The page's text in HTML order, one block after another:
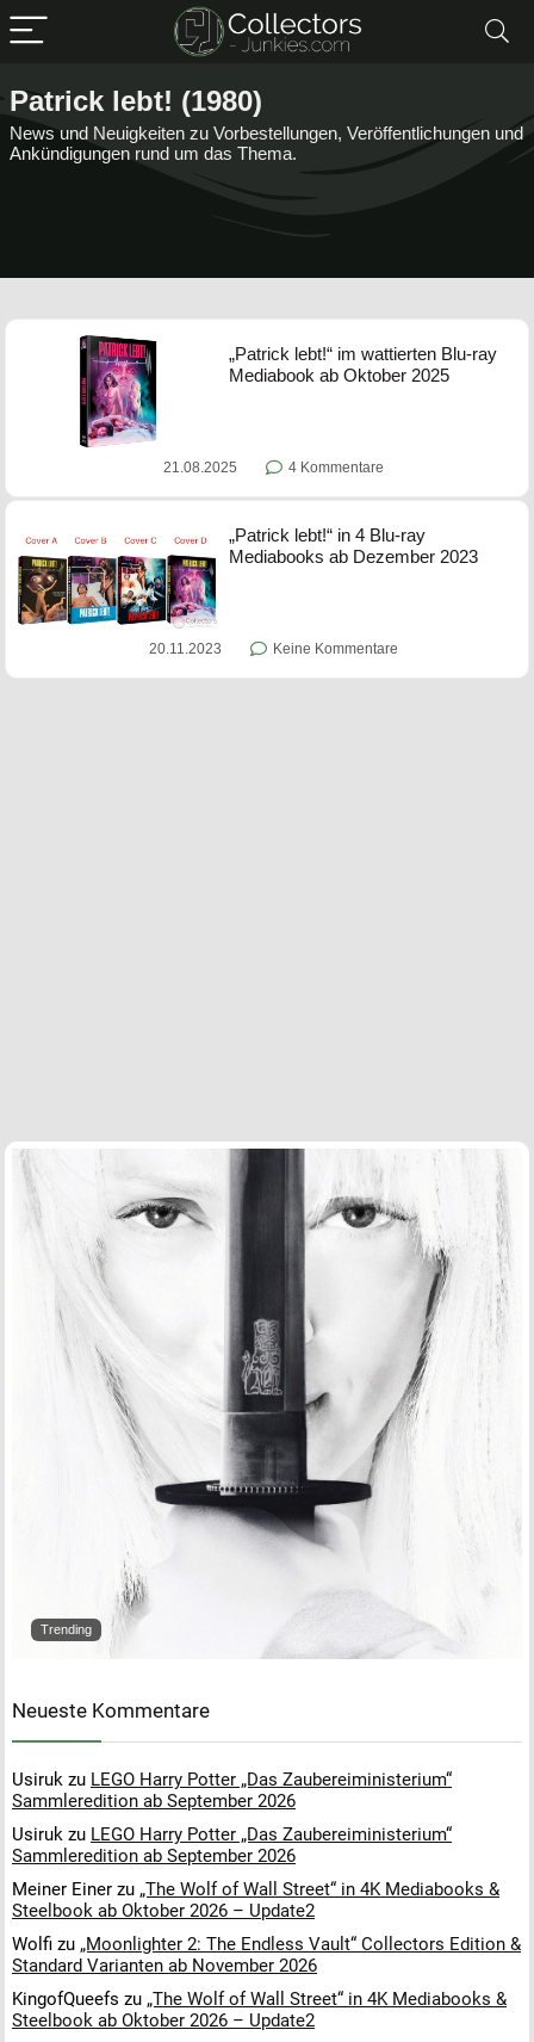
Patrick lebt! (1980)
News und Neuigkeiten zu Vorbestellungen, Veröffentlichungen und
Ankündigungen rund um das Thema.
„Patrick lebt!“ im wattierten Blu-ray
Mediabook ab Oktober 2025
21.08.2025 4 Kommentare
„Patrick lebt!“ in 4 Blu-ray
Mediabooks ab Dezember 2023
20.11.2023 Keine Kommentare
Trending
Neueste Kommentare
Usiruk zu LEGO Harry Potter „Das Zaubereiministerium“
Sammleredition ab September 2026
Usiruk zu LEGO Harry Potter „Das Zaubereiministerium“
Sammleredition ab September 2026
Meiner Einer zu „The Wolf of Wall Street“ in 4K Mediabooks &
Steelbook ab Oktober 2026 – Update2
Wolfi zu „Moonlighter 2: The Endless Vault“ Collectors Edition &
Standard Varianten ab November 2026
KingofQueefs zu „The Wolf of Wall Street“ in 4K Mediabooks &
Steelbook ab Oktober 2026 – Update2